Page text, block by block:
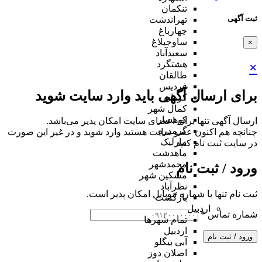
ثبت آگهی
×
×
برای ارسال آگهی باید وارد سایت شوید
ارسال آگهی تنها برای اعضای سایت امکان پذیر می‌باشد.
چنانچه هم‌ اکنون عضو سایت هستید وارد شوید و در غیر این صورت
در سایت ثبت نام کنید
ورود / ثبت نام
ثبت نام تنها با شماره موبایل امکان پذیر است.
شماره تماس*
ورود / ثبت نام
تنکمان
تهراندشت
چهارباغ
ساوجبلاغ
سعیدآباد
هشتگرد
طالقان
فردیس
کردان
کمال شهر
کوهسار
گرمدره
مارلیک
ماهدشت
محمدشهر
مشکین شهر
نظرآباد
بازگشت
اردبیل
تمام شهر‌ها
اردبیل
آبی بیگلو
اصلان دوز